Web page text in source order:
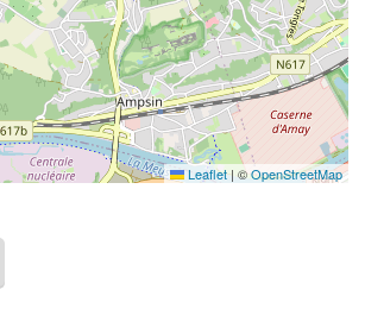
Leaflet|©OpenStreetMap